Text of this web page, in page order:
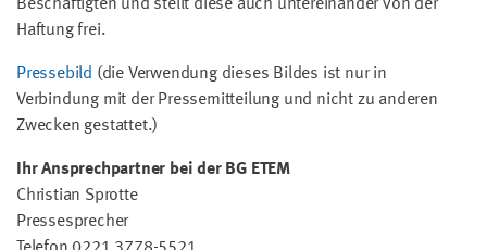
Beschäftigten und stellt diese auch untereinander von der
Haftung frei.
Pressebild (die Verwendung dieses Bildes ist nur in
Verbindung mit der Pressemitteilung und nicht zu anderen
Zwecken gestattet.)
Ihr Ansprechpartner bei der BG ETEM
Christian Sprotte
Pressesprecher